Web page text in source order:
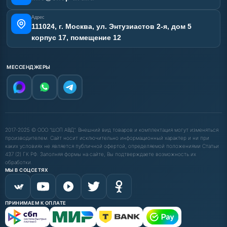
Адрес
111024, г. Москва, ул. Энтузиастов 2-я, дом 5
корпус 17, помещение 12
МЕССЕНДЖЕРЫ
2017-2025 © ООО "ШОП АВД". Внешний вид товаров и комплектация могут изменяться
производителем. Сайт носит исключительно информационный характер и ни при
каких условиях не является публичной офертой, определяемой положениями Статьи
437 (2) ГК РФ. Заполняя формы на сайте, Вы подтверждаете возможность их
обработки.
МЫ В СОЦСЕТЯХ
ПРИНИМАЕМ К ОПЛАТЕ